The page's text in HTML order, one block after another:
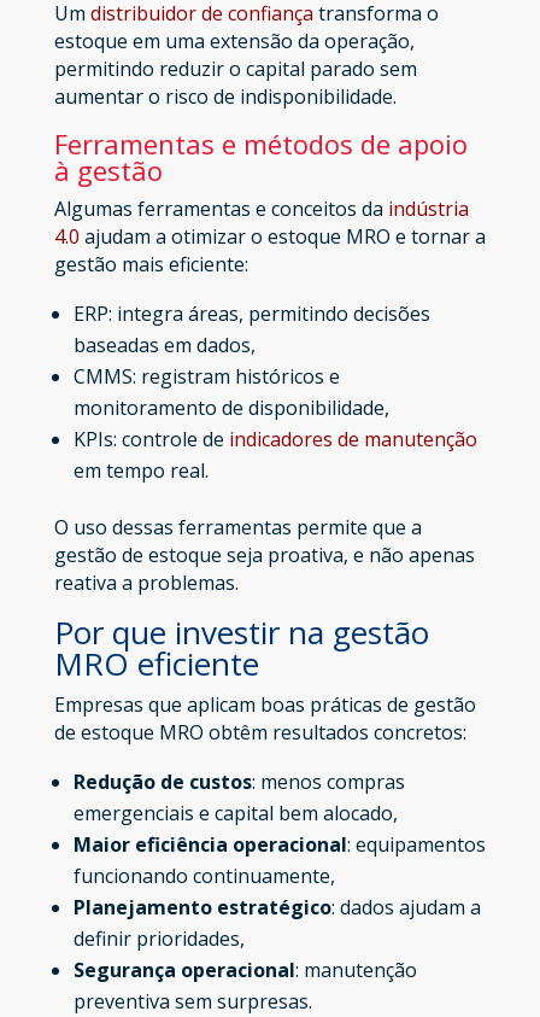
Um distribuidor de confiança transforma o
estoque em uma extensão da operação,
permitindo reduzir o capital parado sem
aumentar o risco de indisponibilidade.
Ferramentas e métodos de apoio
à gestão
Algumas ferramentas e conceitos da indústria
4.0 ajudam a otimizar o estoque MRO e tornar a
gestão mais eficiente:
ERP: integra áreas, permitindo decisões
baseadas em dados,
CMMS: registram históricos e
monitoramento de disponibilidade,
KPIs: controle de indicadores de manutenção
em tempo real.
O uso dessas ferramentas permite que a
gestão de estoque seja proativa, e não apenas
reativa a problemas.
Por que investir na gestão
MRO eficiente
Empresas que aplicam boas práticas de gestão
de estoque MRO obtêm resultados concretos:
Redução de custos: menos compras
emergenciais e capital bem alocado,
Maior eficiência operacional: equipamentos
funcionando continuamente,
Planejamento estratégico: dados ajudam a
definir prioridades,
Segurança operacional: manutenção
preventiva sem surpresas.